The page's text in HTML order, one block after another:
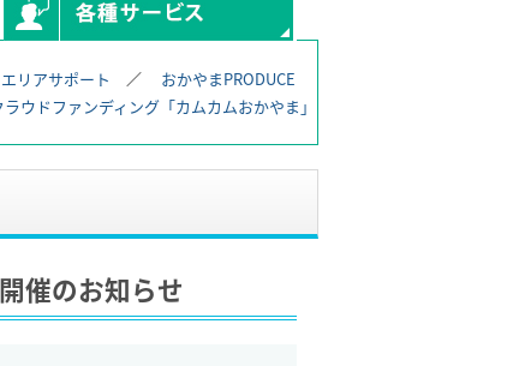
エリアサポート
おかやまPRODUCE
ラウドファンディング「カムカムおかやま」
催のお知らせ